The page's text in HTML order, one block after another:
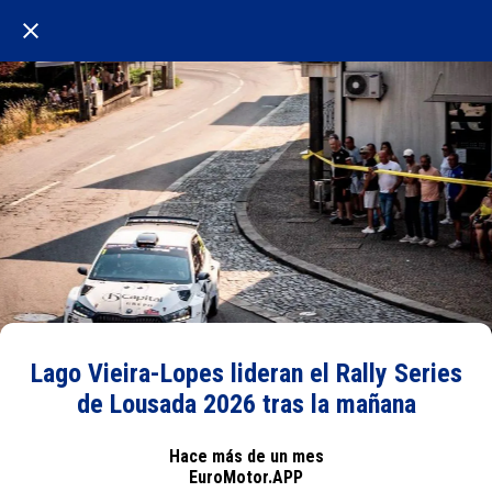
Lago Vieira-Lopes lideran el Rally Series
de Lousada 2026 tras la mañana
Hace más de un mes
EuroMotor.APP